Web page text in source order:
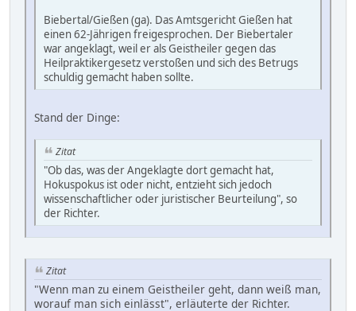
Biebertal/Gießen (ga). Das Amtsgericht Gießen hat
einen 62-Jährigen freigesprochen. Der Biebertaler
war angeklagt, weil er als Geistheiler gegen das
Heilpraktikergesetz verstoßen und sich des Betrugs
schuldig gemacht haben sollte.
Stand der Dinge:
Zitat
"Ob das, was der Angeklagte dort gemacht hat,
Hokuspokus ist oder nicht, entzieht sich jedoch
wissenschaftlicher oder juristischer Beurteilung", so
der Richter.
Zitat
"Wenn man zu einem Geistheiler geht, dann weiß man,
worauf man sich einlässt", erläuterte der Richter.